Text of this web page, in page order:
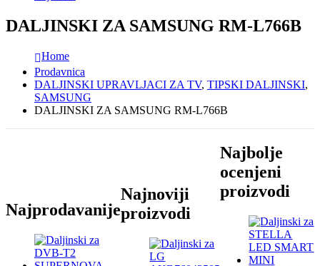
DALJINSKI ZA SAMSUNG RM-L766B
Home
Prodavnica
DALJINSKI UPRAVLJACI ZA TV, TIPSKI DALJINSKI,
SAMSUNG
DALJINSKI ZA SAMSUNG RM-L766B
Najprodavanije
Najnoviji
proizvodi
Najbolje
ocenjeni
proizvodi